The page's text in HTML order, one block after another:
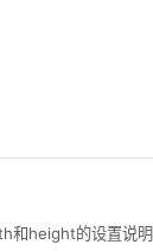
和height的设置说明